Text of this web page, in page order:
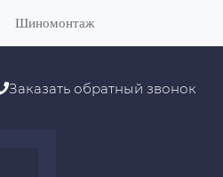
Шиномонтаж
Заказать обратный звонок